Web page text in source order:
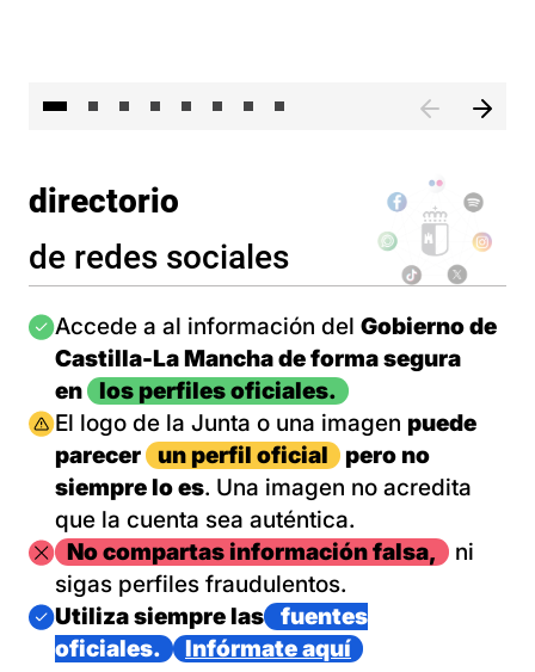
directorio
de redes sociales
Imagen
Accede a al información del Gobierno de
Castilla-La Mancha de forma segura
en
los perfiles oficiales.
Imagen
El logo de la Junta o una imagen puede
parecer
un perfil oficial
pero no
siempre lo es. Una imagen no acredita
que la cuenta sea auténtica.
ImagenNo compartas información falsa,
ni
sigas perfiles fraudulentos.
Imagen
Utiliza siempre las
fuentes
oficiales.
Infórmate aquí